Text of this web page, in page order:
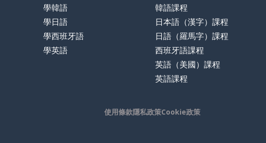
學韓語
學日語
學西班牙語
學英語
韓語課程
日本語（漢字）課程
日語（羅馬字）課程
西班牙語課程
英語（美國）課程
英語課程
使用條款隱私政策Cookie政策